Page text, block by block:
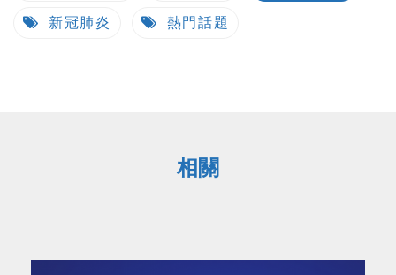
新冠肺炎 熱門話題
相關